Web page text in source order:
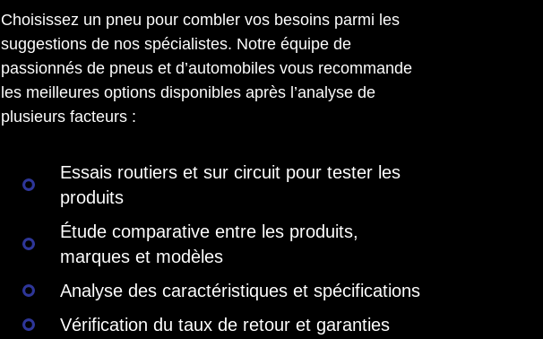
Choisissez un pneu pour combler vos besoins parmi les
suggestions de nos spécialistes. Notre équipe de
passionnés de pneus et d’automobiles vous recommande
les meilleures options disponibles après l’analyse de
plusieurs facteurs :
Essais routiers et sur circuit pour tester les
produits
Étude comparative entre les produits,
marques et modèles
Analyse des caractéristiques et spécifications
Vérification du taux de retour et garanties